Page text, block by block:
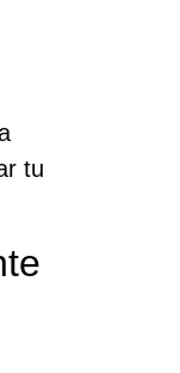
tu